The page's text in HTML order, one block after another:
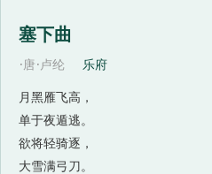
塞下曲
·唐·卢纶 乐府
月黑雁飞高，
单于夜遁逃。
欲将轻骑逐，
大雪满弓刀。